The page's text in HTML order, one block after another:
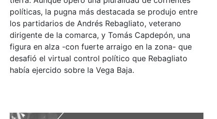
políticas, la pugna más destacada se produjo entre
los partidarios de Andrés Rebagliato, veterano
dirigente de la comarca, y Tomás Capdepón, una
figura en alza -con fuerte arraigo en la zona- que
desafió el virtual control político que Rebagliato
había ejercido sobre la Vega Baja.